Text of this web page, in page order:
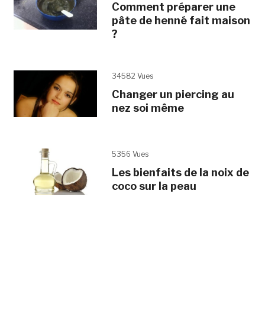
Comment préparer une
pâte de henné fait maison
?
34582 Vues
Changer un piercing au
nez soi même
5356 Vues
Les bienfaits de la noix de
coco sur la peau